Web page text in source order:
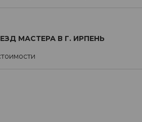
МАСТЕРА В Г. ИРПЕНЬ